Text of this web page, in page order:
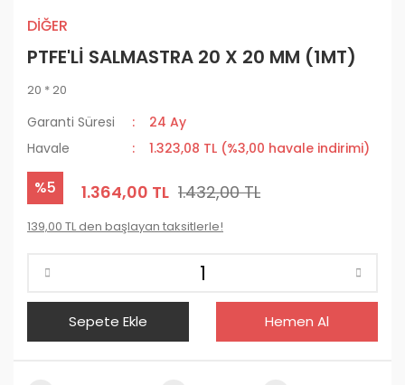
DİĞER
PTFE'Lİ SALMASTRA 20 X 20 MM (1MT)
20 * 20
Garanti Süresi
24 Ay
Havale
1.323,08 TL (%3,00 havale indirimi)
%5 1.364,00 TL 1.432,00 TL
139,00 TL den başlayan taksitlerle!
Sepete Ekle Hemen Al